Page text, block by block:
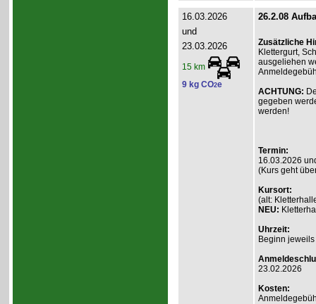
16.03.2026
und
23.03.2026
15 km
9 kg CO2e
26.2.08
Zusätzliche
Klettergurt,
ausgeliehen
ACHTUNG:
gegeben
werden!
Termin:
16.03.2026
(Kurs geht
Kursort:
(alt:
NEU:
Uhrzeit:
Beginn
23.02.2026
Kosten: